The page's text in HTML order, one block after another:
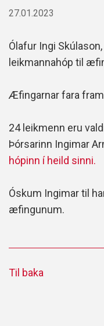
27.01.2023
Ólafur Ingi
leikmannahóp til
Æfingarnar fara
24 leikmenn eru
Þórsarinn Ingimar
hópinn í heild sinni.
Óskum Ingimar til
æfingunum.
Til baka